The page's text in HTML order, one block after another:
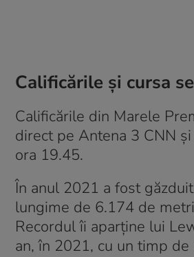
Calificările și cursa
Calificările din Marele
direct pe Antena 3 CNN
ora 19.45.
În anul 2021 a fost
lungime de 6.174 de
Recordul îi aparține lui
an, în 2021, cu un timp